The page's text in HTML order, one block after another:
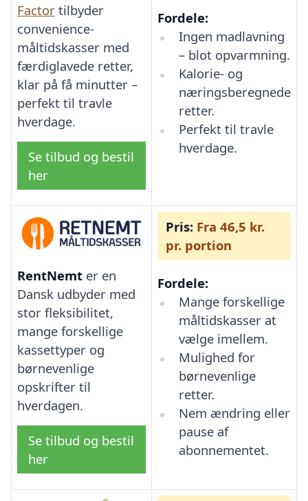
Factor tilbyder
convenience-
måltidskasser med
færdiglavede retter,
klar på få minutter –
perfekt til travle
hverdage.
Se tilbud og bestil
her
Fordele:
Ingen madlavning
– blot opvarmning.
Kalorie- og
næringsberegnede
retter.
Perfekt til travle
hverdage.
RentNemt er en
Dansk udbyder med
stor fleksibilitet,
mange forskellige
kassettyper og
børnevenlige
opskrifter til
hverdagen.
Se tilbud og bestil
her
Pris: Fra 46,5 kr.
pr. portion
Fordele:
Mange forskellige
måltidskasser at
vælge imellem.
Mulighed for
børnevenlige
retter.
Nem ændring eller
pause af
abonnementet.